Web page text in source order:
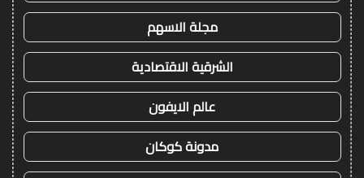
مجلة الاسهم
الشرقية الاقتصادية
عالم الايفون
مدونة كوكان